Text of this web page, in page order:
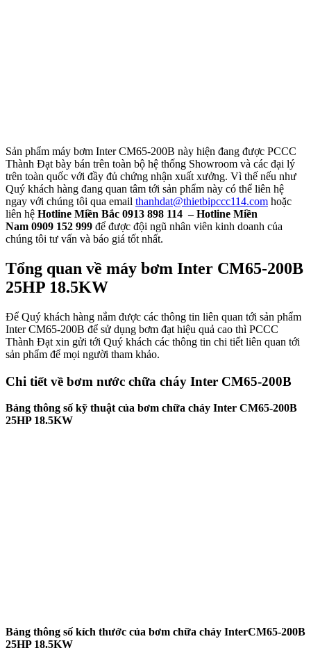
Sản phẩm máy bơm Inter CM65-200B này hiện đang được PCCC
Thành Đạt bày bán trên toàn bộ hệ thống Showroom và các đại lý
trên toàn quốc với đầy đủ chứng nhận xuất xưởng. Vì thế nếu như
Quý khách hàng đang quan tâm tới sản phẩm này có thể liên hệ
ngay với chúng tôi qua email thanhdat@thietbipccc114.com hoặc
liên hệ Hotline Miền Bắc 0913 898 114 – Hotline Miền
Nam 0909 152 999 để được đội ngũ nhân viên kinh doanh của
chúng tôi tư vấn và báo giá tốt nhất.
Tổng quan về máy bơm Inter CM65-200B
25HP 18.5KW
Để Quý khách hàng nắm được các thông tin liên quan tới sản phẩm
Inter CM65-200B để sử dụng bơm đạt hiệu quả cao thì PCCC
Thành Đạt xin gửi tới Quý khách các thông tin chi tiết liên quan tới
sản phẩm để mọi người tham khảo.
Chi tiết về bơm nước chữa cháy Inter CM65-200B
Bảng thông số kỹ thuật của bơm chữa cháy Inter CM65-200B
25HP 18.5KW
Bảng thông số kích thước của bơm chữa cháy InterCM65-200B
25HP 18.5KW